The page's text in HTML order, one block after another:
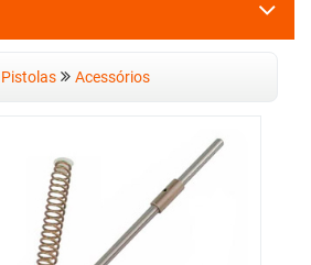
Pistolas Acessórios